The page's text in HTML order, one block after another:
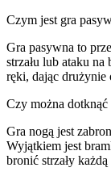
Czym jest gra
Gra pasywna to
strzału lub ataku
ręki, dając drużynie
Czy można dotknąć
Gra nogą jest
Wyjątkiem jest
bronić strzały każdą